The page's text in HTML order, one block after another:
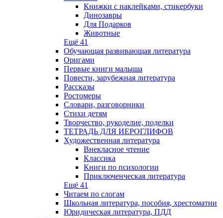
Книжки с наклейками, стикербуки
Динозавры
Для Подарков
Животные
Ещё 41
Обучающая развивающая литература
Оригами
Первые книги малыша
Повести, зарубежная литература
Рассказы
Ростомеры
Словари, разговорники
Стихи детям
Творчество, рукоделие, поделки
ТЕТРАДЬ ДЛЯ ИЕРОГЛИФОВ
Художественная литература
Внекласное чтение
Классика
Книги по психологии
Приключенческая литература
Ещё 41
Читаем по слогам
Школьная литература, пособия, хрестоматии
Юридическая литература, ПДД